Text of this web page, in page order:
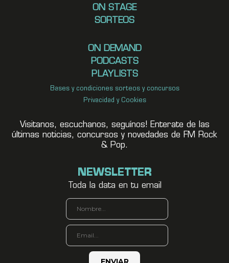
ON STAGE
SORTEOS
ON DEMAND
PODCASTS
PLAYLISTS
Bases y condiciones sorteos y concursos
Privacidad y Cookies
Visitanos, escuchanos, seguínos! Enterate de las
últimas noticias, concursos y novedades de FM Rock
& Pop.
NEWSLETTER
Toda la data en tu email